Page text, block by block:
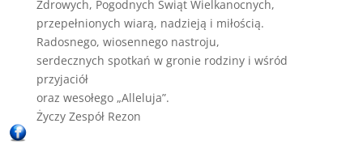
Zdrowych, Pogodnych Świąt Wielkanocnych,
przepełnionych wiarą, nadzieją i miłością.
Radosnego, wiosennego nastroju,
serdecznych spotkań w gronie rodziny i wśród
przyjaciół
oraz wesołego „Alleluja”.
Życzy Zespół Rezon